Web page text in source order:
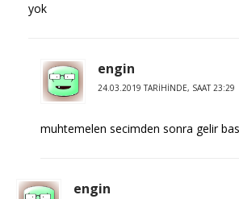
yok
engin
24.03.2019 TARIHINDE, SAAT 23:29
muhtemelen secimden sonra gelir
engin